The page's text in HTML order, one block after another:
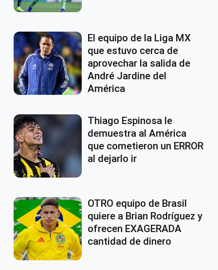
El equipo de la Liga MX
que estuvo cerca de
aprovechar la salida de
André Jardine del
América
Thiago Espinosa le
demuestra al América
que cometieron un ERROR
al dejarlo ir
OTRO equipo de Brasil
quiere a Brian Rodríguez y
ofrecen EXAGERADA
cantidad de dinero